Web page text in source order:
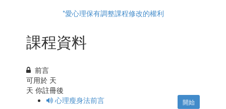
*愛心理保有調整課程修改的權利
課程資料
前言
可用於 天
天 你註冊後
開始
心理瘦身法前言